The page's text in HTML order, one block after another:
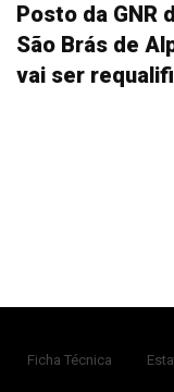
Posto da GNR
São Brás de
vai ser
Ficha Técnica